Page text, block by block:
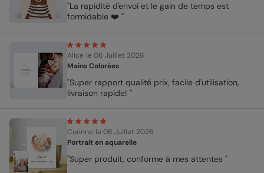
"La rapidité d'envoi et le gain de temps est
formidable ❤️ "
Alice le 06 Juillet 2026
Mains Colorées
"Super rapport qualité prix, facile d'utilisation,
livraison rapide! "
Corinne le 06 Juillet 2026
Portrait en aquarelle
"Super produit, conforme à mes attentes "